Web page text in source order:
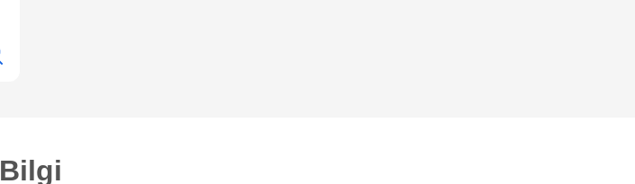
Bilgi